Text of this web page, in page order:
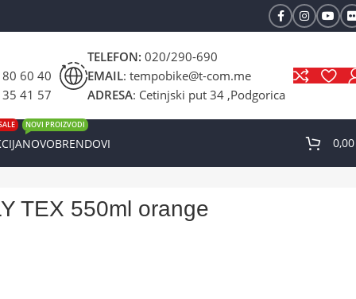
60 40
41 57
TELEFON: 020/290-690
EMAIL: tempobike@t-com.me
ADRESA: Cetinjski put 34 ,Podgorica
NOVO
NOVI PROIZVODI
BRENDOVI
TEX 550ml orange